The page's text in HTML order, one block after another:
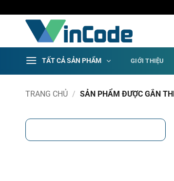
qua
TẤT CẢ SẢN PHẨM GIỚI THIỆU
TRANG CHỦ / SẢN PHẨM ĐƯỢC GẮN